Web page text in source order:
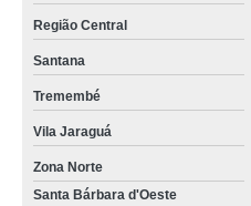
Região Central
Santana
Tremembé
Vila Jaraguá
Zona Norte
Santa Bárbara d'Oeste